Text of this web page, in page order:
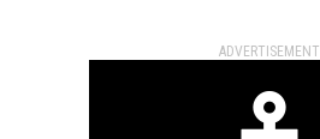
ADVERTISEMENT